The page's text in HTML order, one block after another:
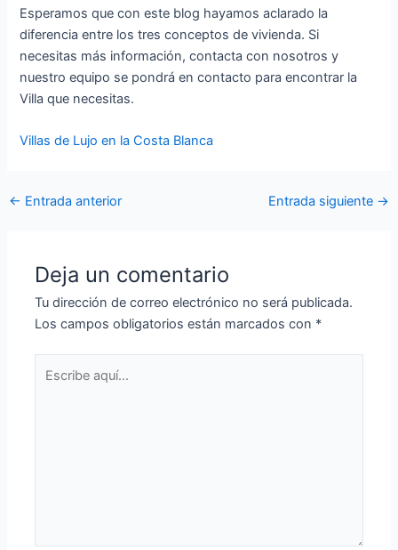
Esperamos que con este blog hayamos aclarado la
diferencia entre los tres conceptos de vivienda. Si
necesitas más información, contacta con nosotros y
nuestro equipo se pondrá en contacto para encontrar la
Villa que necesitas.
Villas de Lujo en la Costa Blanca
← Entrada anterior Entrada siguiente →
Deja un comentario
Tu dirección de correo electrónico no será publicada.
Los campos obligatorios están marcados con *
aquí...